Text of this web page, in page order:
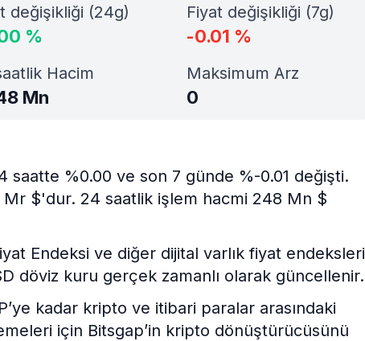
değişikliği (24g)
%
Fiyat değişikliği (7g)
-0.01 %
Hacim
Mn
Maksimum Arz
0
saatte %0.00 ve son 7 günde %-0.01 değişti.
Mr $'dur. 24 saatlik işlem hacmi 248 Mn $
Endeksi ve diğer dijital varlık fiyat endeksleri
döviz kuru gerçek zamanlı olarak güncellenir.
kadar kripto ve itibari paralar arasındaki
için Bitsgap’in kripto dönüştürücüsünü